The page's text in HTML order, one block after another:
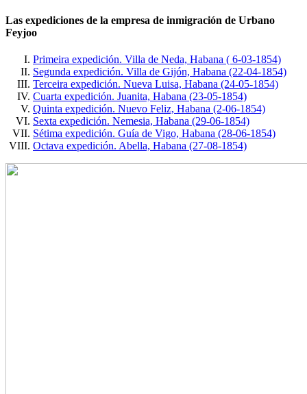
Las expediciones de la empresa de inmigración de Urbano
Feyjoo
Primeira expedición. Villa de Neda, Habana ( 6-03-1854)
Segunda expedición. Villa de Gijón, Habana (22-04-1854)
Terceira expedición. Nueva Luisa, Habana (24-05-1854)
Cuarta expedición. Juanita, Habana (23-05-1854)
Quinta expedición. Nuevo Feliz, Habana (2-06-1854)
Sexta expedición. Nemesia, Habana (29-06-1854)
Sétima expedición. Guía de Vigo, Habana (28-06-1854)
Octava expedición. Abella, Habana (27-08-1854)